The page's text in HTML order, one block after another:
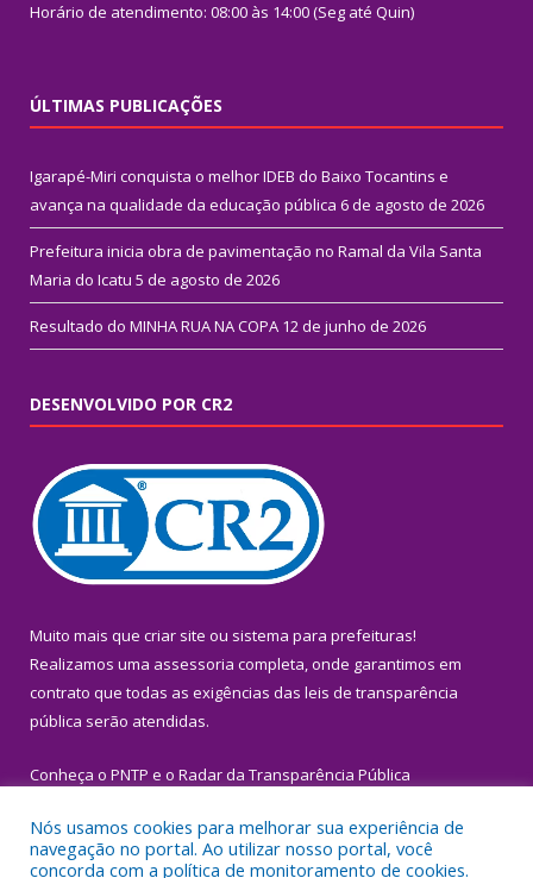
Horário de atendimento: 08:00 às 14:00 (Seg até Quin)
ÚLTIMAS PUBLICAÇÕES
Igarapé-Miri conquista o melhor IDEB do Baixo Tocantins e
avança na qualidade da educação pública 6 de agosto de 2026
Prefeitura inicia obra de pavimentação no Ramal da Vila Santa
Maria do Icatu 5 de agosto de 2026
Resultado do MINHA RUA NA COPA 12 de junho de 2026
DESENVOLVIDO POR CR2
Muito mais que criar site ou sistema para prefeituras!
Realizamos uma assessoria completa, onde garantimos em
contrato que todas as exigências das leis de transparência
pública serão atendidas.
Conheça o PNTP e o Radar da Transparência Pública
Nós usamos cookies para melhorar sua experiência de
navegação no portal. Ao utilizar nosso portal, você
concorda com a política de monitoramento de cookies.